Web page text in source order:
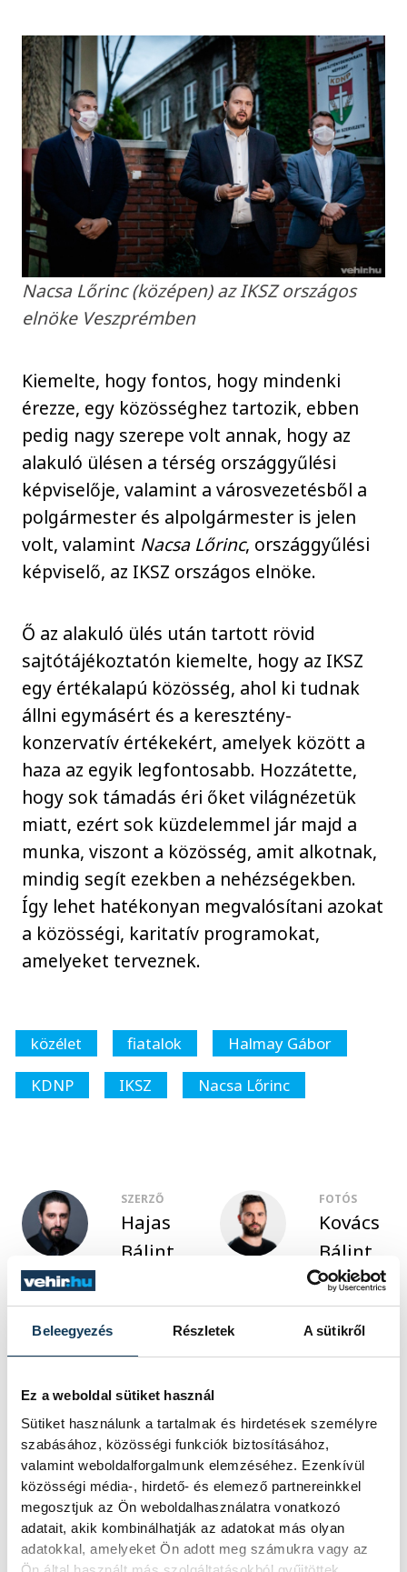
Beleegyezés Részletek A sütikről
Ez a weboldal sütiket használ
Sütiket használunk a tartalmak és hirdetések személyre
szabásához, közösségi funkciók biztosításához,
valamint weboldalforgalmunk elemzéséhez. Ezenkívül
közösségi média-, hirdető- és elemező partnereinkkel
megosztjuk az Ön weboldalhasználatra vonatkozó
adatait, akik kombinálhatják az adatokat más olyan
adatokkal, amelyeket Ön adott meg számukra vagy az
Nacsa Lőrinc (középen) az IKSZ országos
elnöke Veszprémben
Kiemelte, hogy fontos, hogy mindenki
érezze, egy közösséghez tartozik, ebben
pedig nagy szerepe volt annak, hogy az
alakuló ülésen a térség országgyűlési
képviselője, valamint a városvezetésből a
polgármester és alpolgármester is jelen
volt, valamint Nacsa Lőrinc, országgyűlési
képviselő, az IKSZ országos elnöke.
Ő az alakuló ülés után tartott rövid
sajtótájékoztatón kiemelte, hogy az IKSZ
egy értékalapú közösség, ahol ki tudnak
állni egymásért és a keresztény-
konzervatív értékekért, amelyek között a
haza az egyik legfontosabb. Hozzátette,
hogy sok támadás éri őket világnézetük
miatt, ezért sok küzdelemmel jár majd a
munka, viszont a közösség, amit alkotnak,
mindig segít ezekben a nehézségekben.
Így lehet hatékonyan megvalósítani azokat
a közösségi, karitatív programokat,
amelyeket terveznek.
közélet fiatalok
Halmay Gábor
KDNP
IKSZ Nacsa Lőrinc
SZERZŐ
Hajas
Bálint
FOTÓS
Kovács
Bálint